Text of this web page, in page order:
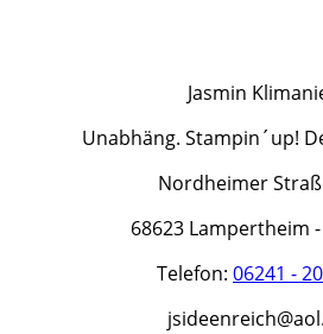
Jasmin
Unabhäng. Stampin´up!
Nordheimer
68623 Lampertheim
Telefon: 06241 -